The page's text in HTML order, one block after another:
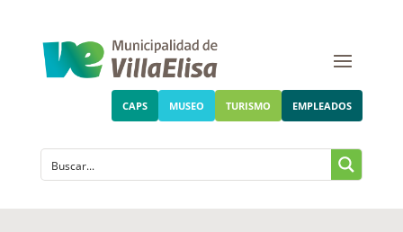
CAPS MUSEO TURISMO EMPLEADOS